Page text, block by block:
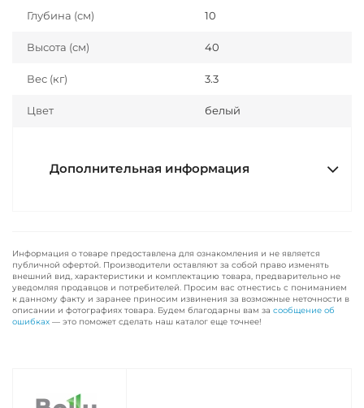
Глубина (см) 10
Высота (см) 40
Вес (кг) 3.3
Цвет белый
Дополнительная информация
Информация о товаре предоставлена для ознакомления и не является
публичной офертой. Производители оставляют за собой право изменять
внешний вид, характеристики и комплектацию товара, предварительно не
уведомляя продавцов и потребителей. Просим вас отнестись с пониманием
к данному факту и заранее приносим извинения за возможные неточности в
описании и фотографиях товара. Будем благодарны вам за сообщение об
ошибках — это поможет сделать наш каталог еще точнее!